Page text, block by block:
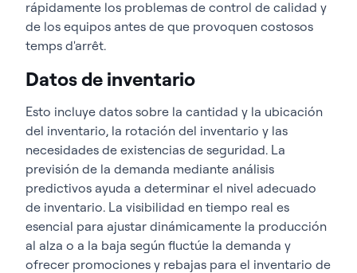
rápidamente los problemas de control de calidad y
de los equipos antes de que provoquen costosos
temps d'arrêt.
Datos de inventario
Esto incluye datos sobre la cantidad y la ubicación
del inventario, la rotación del inventario y las
necesidades de existencias de seguridad. La
previsión de la demanda mediante análisis
predictivos ayuda a determinar el nivel adecuado
de inventario. La visibilidad en tiempo real es
esencial para ajustar dinámicamente la producción
al alza o a la baja según fluctúe la demanda y
ofrecer promociones y rebajas para el inventario de